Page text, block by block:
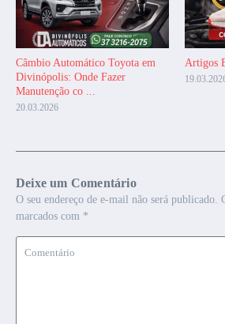
Câmbio Automático Toyota em
Divinópolis: Onde Fazer
Manutenção co ...
20.03.2026
Artigos
Deixe um Comentário
O seu endereço de e-mail não será publicado.
marcados com *